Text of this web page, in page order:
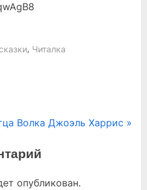
, Читалка
Волка Джоэль Харрис
опубликован.